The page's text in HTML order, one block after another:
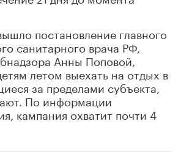
постановление главного
санитарного врача РФ,
Анны Поповой,
летом выехать на отдых в
за пределами субъекта,
По информации
кампания охватит почти 4